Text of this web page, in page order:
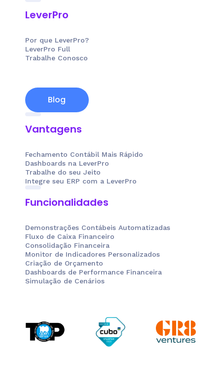
LeverPro
Por que LeverPro?
LeverPro Full
Trabalhe Conosco
Blog
Vantagens
Fechamento Contábil Mais Rápido
Dashboards na LeverPro
Trabalhe do seu Jeito
Integre seu ERP com a LeverPro
Funcionalidades
Demonstrações Contábeis Automatizadas
Fluxo de Caixa Financeiro
Consolidação Financeira
Monitor de Indicadores Personalizados
Criação de Orçamento
Dashboards de Performance Financeira
Simulação de Cenários